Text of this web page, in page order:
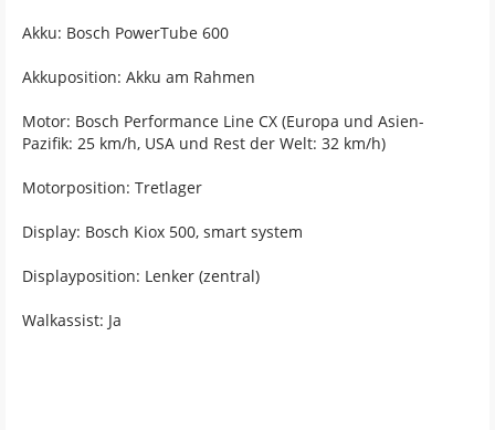
Akku: Bosch PowerTube 600
Akkuposition: Akku am Rahmen
Motor: Bosch Performance Line CX (Europa und Asien-
Pazifik: 25 km/h, USA und Rest der Welt: 32 km/h)
Motorposition: Tretlager
Display: Bosch Kiox 500, smart system
Displayposition: Lenker (zentral)
Walkassist: Ja